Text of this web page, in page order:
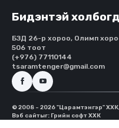
Бидэнтэй
БЗД 26-р хороо, Олимп
506 тоот
(+976) 77110144
tsaramtenger@gmail.com
© 2008 - 2026 "Царамтэнгэр"
Вэб сайтыг: Грийн софт ХХК